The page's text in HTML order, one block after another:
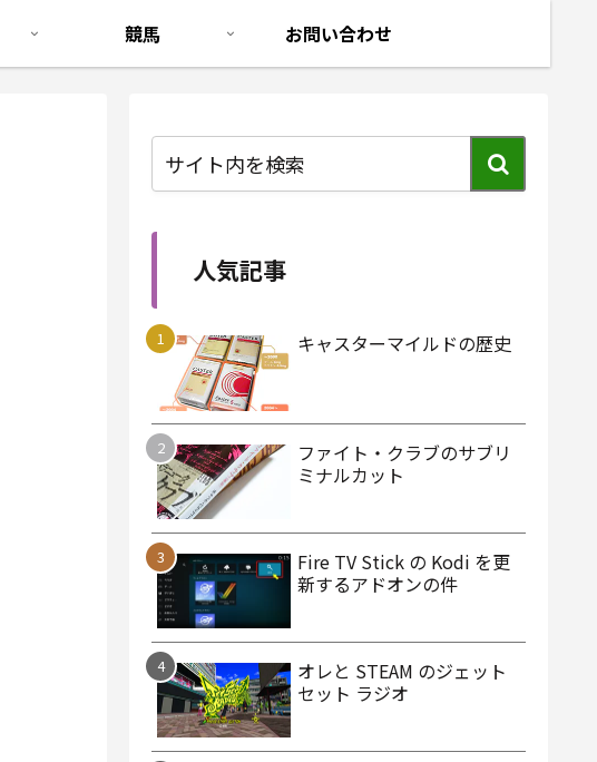
競馬 お問い合わせ
人気記事
キャスターマイルドの歴史
ファイト・クラブのサブリ
ミナルカット
Fire TV Stick の Kodi を更
新するアドオンの件
オレと STEAM のジェット
セット ラジオ